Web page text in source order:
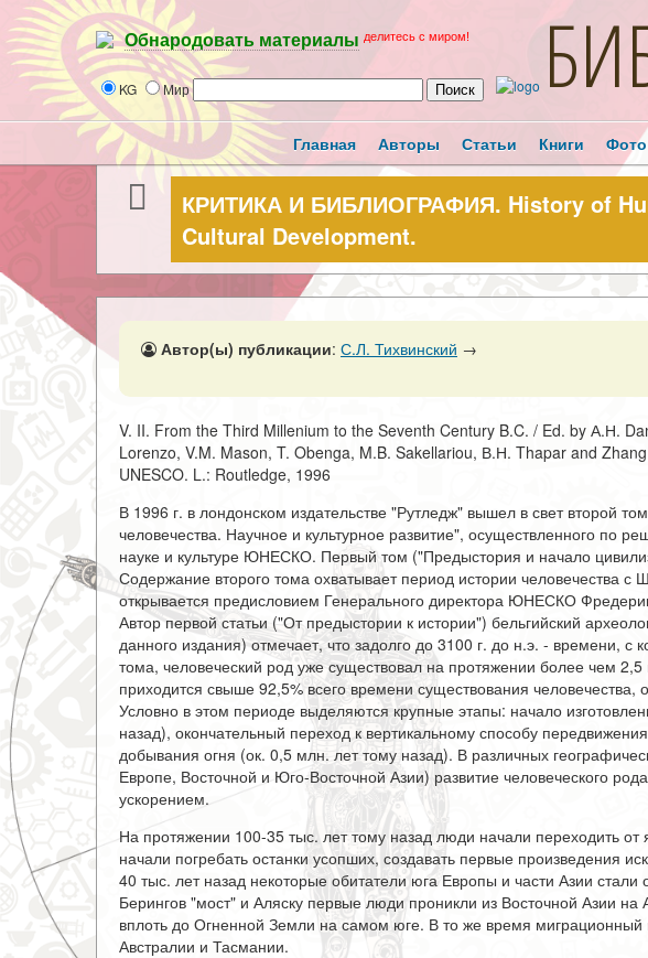
Обнародовать материалы делитесь с миром!
KG Мир
Главная Авторы Статьи Книги Фото
КРИТИКА И БИБЛИОГРАФИЯ. History of
Cultural Development.
Автор(ы) публикации: С.Л. Тихвинский →
V. II. From the Third Millenium to the Seventh Century B.C. / Ed. by А.Н.
Lorenzo, V.M. Mason, T. Obenga, M.B. Sakellariou, В.Н. Thapar and
UNESCO. L.: Routledge, 1996
В 1996 г. в лондонском издательстве "Рутледж" вышел в свет второй
человечества. Научное и культурное развитие", осуществленного по
науке и культуре ЮНЕСКО. Первый том ("Предыстория и начало
Содержание второго тома охватывает период истории человечества
открывается предисловием Генерального директора ЮНЕСКО
Автор первой статьи ("От предыстории к истории") бельгийский
данного издания) отмечает, что задолго до 3100 г. до н.э. - времени, с
тома, человеческий род уже существовал на протяжении более чем
приходится свыше 92,5% всего времени существования человечества,
Условно в этом периоде выделяются крупные этапы: начало
назад), окончательный переход к вертикальному способу
добывания огня (ок. 0,5 млн. лет тому назад). В различных
Европе, Восточной и Юго-Восточной Азии) развитие человеческого
ускорением.
На протяжении 100-35 тыс. лет тому назад люди начали переходить от
начали погребать останки усопших, создавать первые произведения
40 тыс. лет назад некоторые обитатели юга Европы и части Азии стали
Берингов "мост" и Аляску первые люди проникли из Восточной Азии на
вплоть до Огненной Земли на самом юге. В то же время миграционный
Австралии и Тасмании.